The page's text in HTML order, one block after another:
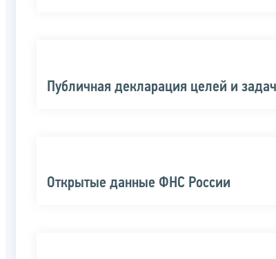
Публичная декларация целей и
Открытые данные ФНС России